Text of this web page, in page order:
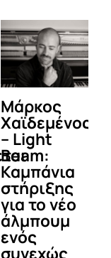
Μάρκος
Χαϊδεμένος
– Light
Beam:
Καμπάνια
στήριξης
για το νέο
άλμπουμ
ενός
συνεχώς